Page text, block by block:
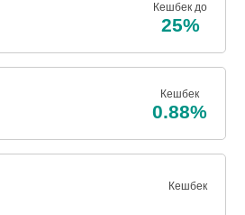
Кешбек до
25%
Кешбек
0.88%
Кешбек